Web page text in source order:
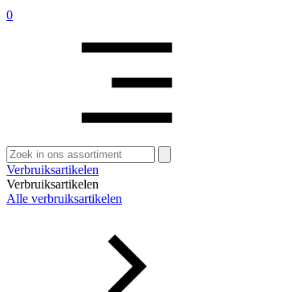
0
Zoeken
naar:
Verbruiksartikelen
Verbruiksartikelen
Alle verbruiksartikelen